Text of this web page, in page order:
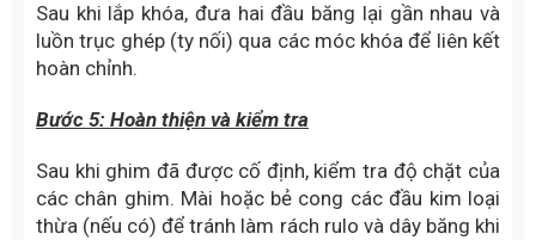
Sau khi lắp khóa, đưa hai đầu băng lại gần nhau và
luồn trục ghép (ty nối) qua các móc khóa để liên kết
hoàn chỉnh.
Bước 5: Hoàn thiện và kiểm tra
Sau khi ghim đã được cố định, kiểm tra độ chặt của
các chân ghim. Mài hoặc bẻ cong các đầu kim loại
thừa (nếu có) để tránh làm rách rulo và dây băng khi